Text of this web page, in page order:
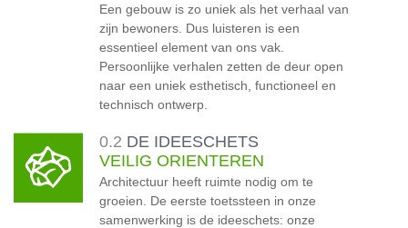
Een gebouw is zo uniek als het verhaal van
zijn bewoners. Dus luisteren is een
essentieel element van ons vak.
Persoonlijke verhalen zetten de deur open
naar een uniek esthetisch, functioneel en
technisch ontwerp.
0.2 DE IDEESCHETS
VEILIG ORIENTEREN
Architectuur heeft ruimte nodig om te
groeien. De eerste toetssteen in onze
samenwerking is de ideeschets: onze